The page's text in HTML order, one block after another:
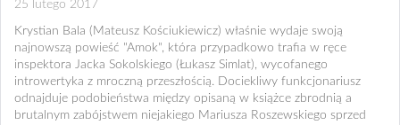
25 lutego 2017
Krystian Bala (Mateusz Kościukiewicz) właśnie wydaje swoją
najnowszą powieść "Amok", która przypadkowo trafia w ręce
inspektora Jacka Sokolskiego (Łukasz Simlat), wycofanego
introwertyka z mroczną przeszłością. Dociekliwy funkcjonariusz
odnajduje podobieństwa między opisaną w książce zbrodnią a
brutalnym zabójstwem niejakiego Mariusza Roszewskiego sprzed